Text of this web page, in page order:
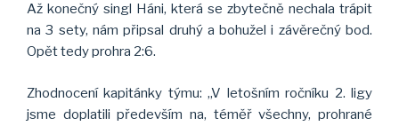
Až konečný singl Háni, která se zbytečně nechala trápit
na 3 sety, nám připsal druhý a bohužel i závěrečný bod.
Opět tedy prohra 2:6.
Zhodnocení kapitánky týmu: ,,V letošním ročníku 2. ligy
jsme doplatili především na, téměř všechny, prohrané